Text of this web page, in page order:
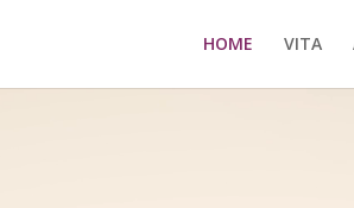
HOME VITA